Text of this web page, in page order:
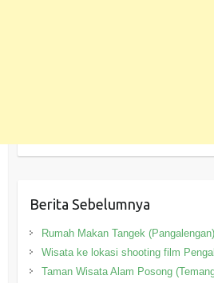
Berita Sebelumnya
Rumah Makan Tangek (Pangalengan)
Wisata ke lokasi shooting film
Taman Wisata Alam Posong